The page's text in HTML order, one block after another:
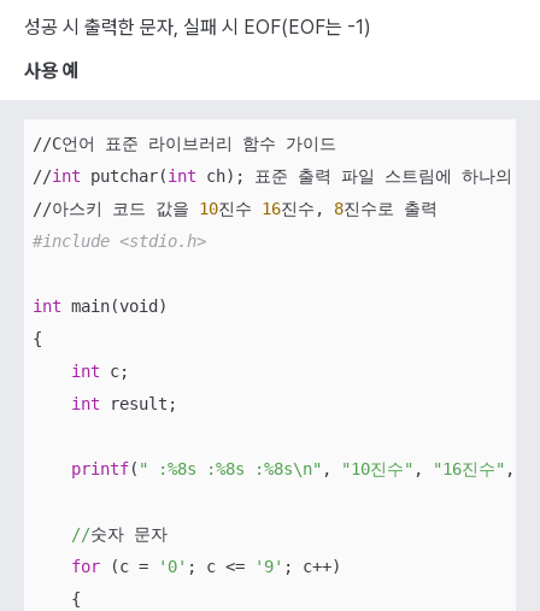
성공 시 출력한 문자, 실패 시 EOF(EOF는 -1)
사용 예
//C언어 표준 라이브러리 함수 가이드
//int putchar(int ch); 표준 출력 파일 스트림에 하나의 문
//아스키 코드 값을 10진수 16진수, 8
#include <stdio.h>
int main(void)
{
int c;
int result;
printf( " :%8s :%8s :%8s\n" , "10진수" , "16진수" ,
//숫자 문자
for (c = '0' ; c <= '9' ; c++)
    {